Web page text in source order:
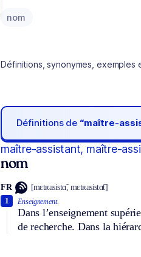
nom
Définitions, synonymes, exemples
Définitions de “maître-
maître-assistant, maître-
nom
FR [mɛtʀasistɑ̃, mɛtʀasistɑ̃t]
Enseignement.
Dans l’enseignement
de recherche. Dans la
1